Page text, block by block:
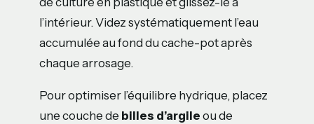
l’intérieur. Videz systématiquement l’eau
accumulée au fond du cache-pot après
chaque arrosage.
Pour optimiser l’équilibre hydrique, placez
une couche de billes d’argile ou de